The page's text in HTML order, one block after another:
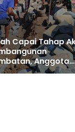
Capai Tahap
Anggota
TMMD Ke-129